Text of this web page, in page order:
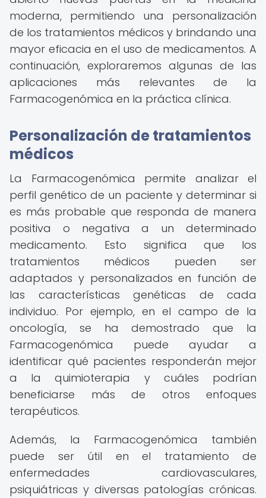
moderna, permitiendo una personalización
de los tratamientos médicos y brindando una
mayor eficacia en el uso de medicamentos. A
continuación, exploraremos algunas de las
aplicaciones más relevantes de la
Farmacogenómica en la práctica clínica.
Personalización de tratamientos
médicos
La Farmacogenómica permite analizar el
perfil genético de un paciente y determinar si
es más probable que responda de manera
positiva o negativa a un determinado
medicamento. Esto significa que los
tratamientos médicos pueden ser
adaptados y personalizados en función de
las características genéticas de cada
individuo. Por ejemplo, en el campo de la
oncología, se ha demostrado que la
Farmacogenómica puede ayudar a
identificar qué pacientes responderán mejor
a la quimioterapia y cuáles podrían
beneficiarse más de otros enfoques
terapéuticos.
Además, la Farmacogenómica también
puede ser útil en el tratamiento de
enfermedades cardiovasculares,
psiquiátricas y diversas patologías crónicas.